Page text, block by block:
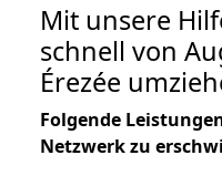
Mit unsere
schnell von
Érezée
Folgende
Netzwerk zu